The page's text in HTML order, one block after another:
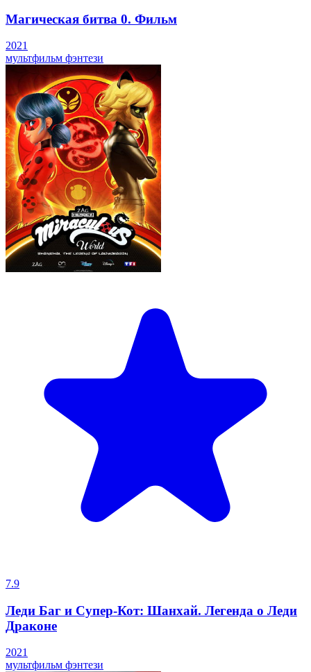
Магическая битва 0. Фильм
2021
мультфильм фэнтези
7.9
Леди Баг и Супер-Кот: Шанхай. Легенда о Леди
Драконе
2021
мультфильм фэнтези